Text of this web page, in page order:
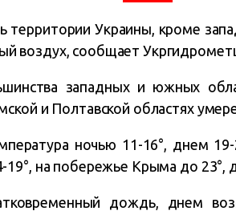
территории Украины, кроме
воздух, сообщает
западных и южных
и Полтавской областях
ночью 11-16°, днем
19°, на побережье Крыма до 23°,
дождь, днем